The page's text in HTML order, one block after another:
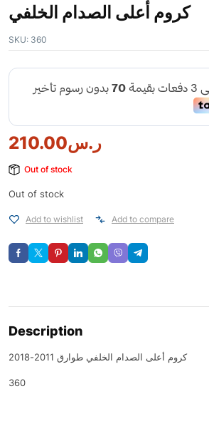
كروم أعلى الصدام الخلفي
SKU: 360
ر.س210.00
Out of stock
Out of stock
Add to wishlist Add to compare
Description
كروم أعلى الصدام الخلفي طوارق 2011-2018
360